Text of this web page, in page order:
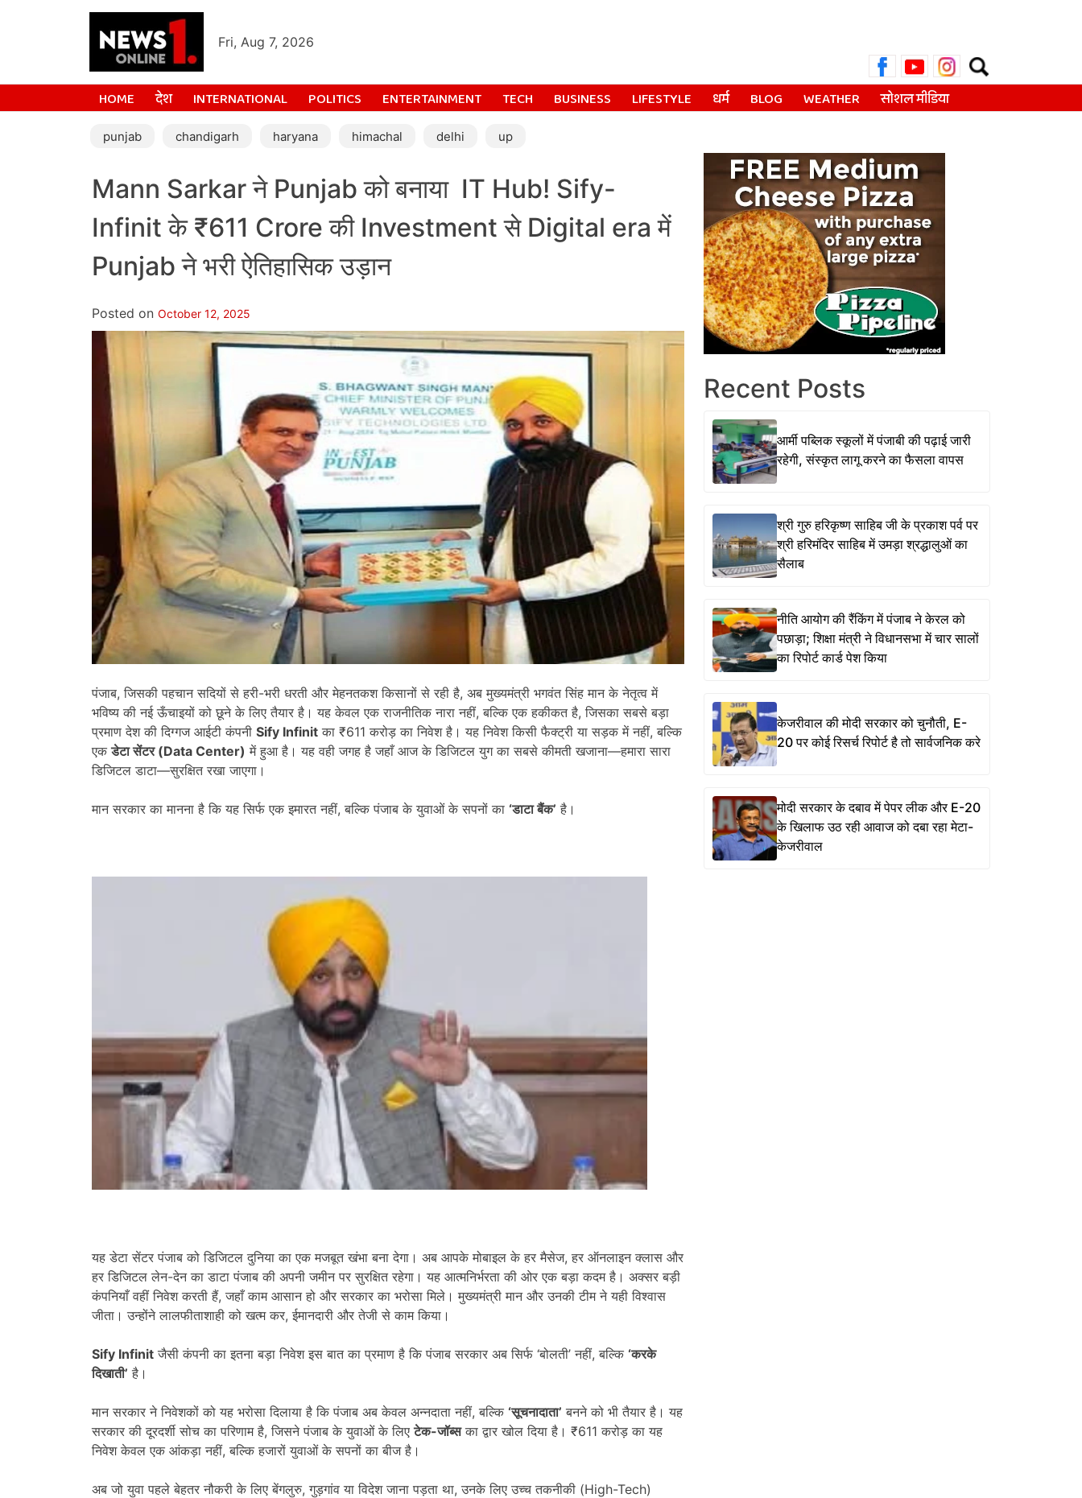
Fri, Aug 7, 2026
Search
for:
HOME देश INTERNATIONAL POLITICS ENTERTAINMENT TECH BUSINESS LIFESTYLE धर्म BLOG WEATHER सोशल मीडिया
punjab chandigarh haryana himachal delhi up
Mann Sarkar ने Punjab को बनाया IT Hub! Sify-
Infinit के ₹611 Crore की Investment से Digital era में
Punjab ने भरी ऐतिहासिक उड़ान
Posted on October 12, 2025
पंजाब, जिसकी पहचान सदियों से हरी-भरी धरती और मेहनतकश किसानों से रही है, अब मुख्यमंत्री भगवंत सिंह मान के नेतृत्व में
भविष्य की नई ऊँचाइयों को छूने के लिए तैयार है। यह केवल एक राजनीतिक नारा नहीं, बल्कि एक हकीकत है, जिसका सबसे बड़ा
प्रमाण देश की दिग्गज आईटी कंपनी Sify Infinit का ₹611 करोड़ का निवेश है। यह निवेश किसी फैक्ट्री या सड़क में नहीं, बल्कि
एकडेटा सेंटर (Data Center) में हुआ है। यह वही जगह है जहाँ आज के डिजिटल युग का सबसे कीमती खजाना—हमारा सारा
डिजिटल डाटा—सुरक्षित रखा जाएगा।
मान सरकार का मानना है कि यह सिर्फ एक इमारत नहीं, बल्कि पंजाब के युवाओं के सपनों का ‘डाटा बैंक’ है।
यह डेटा सेंटर पंजाब को डिजिटल दुनिया का एक मजबूत खंभा बना देगा। अब आपके मोबाइल के हर मैसेज, हर ऑनलाइन क्लास और
हर डिजिटल लेन-देन का डाटा पंजाब की अपनी जमीन पर सुरक्षित रहेगा। यह आत्मनिर्भरता की ओर एक बड़ा कदम है। अक्सर बड़ी
कंपनियाँ वहीं निवेश करती हैं, जहाँ काम आसान हो और सरकार का भरोसा मिले। मुख्यमंत्री मान और उनकी टीम ने यही विश्वास
जीता। उन्होंने लालफीताशाही को खत्म कर, ईमानदारी और तेजी से काम किया।
Sify Infinit जैसी कंपनी का इतना बड़ा निवेश इस बात का प्रमाण है कि पंजाब सरकार अब सिर्फ ‘बोलती’ नहीं, बल्कि ‘करके
दिखाती’ है।
मान सरकार ने निवेशकों को यह भरोसा दिलाया है कि पंजाब अब केवल अन्नदाता नहीं, बल्कि ‘सूचनादाता’ बनने को भी तैयार है। यह
सरकार की दूरदर्शी सोच का परिणाम है, जिसने पंजाब के युवाओं के लिएटेक-जॉब्सका द्वार खोल दिया है। ₹611 करोड़ का यह
निवेश केवल एक आंकड़ा नहीं, बल्कि हजारों युवाओं के सपनों का बीज है।
अब जो युवा पहले बेहतर नौकरी के लिए बेंगलुरु, गुड़गांव या विदेश जाना पड़ता था, उनके लिए उच्च तकनीकी (High-Tech)
Recent Posts
आर्मी पब्लिक स्कूलों में पंजाबी की पढ़ाई जारी
रहेगी, संस्कृत लागू करने का फैसला वापस
श्री गुरु हरिकृष्ण साहिब जी के प्रकाश पर्व पर
श्री हरिमंदिर साहिब में उमड़ा श्रद्धालुओं का
सैलाब
नीति आयोग की रैंकिंग में पंजाब ने केरल को
पछाड़ा; शिक्षा मंत्री ने विधानसभा में चार सालों
का रिपोर्ट कार्ड पेश किया
केजरीवाल की मोदी सरकार को चुनौती, E-
20 पर कोई रिसर्च रिपोर्ट है तो सार्वजनिक करे
मोदी सरकार के दबाव में पेपर लीक और E-20
के खिलाफ उठ रही आवाज को दबा रहा मेटा-
केजरीवाल